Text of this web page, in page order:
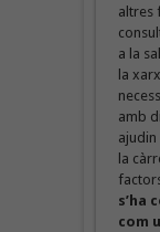
altres
a la
la
amb
la
s’ha
com